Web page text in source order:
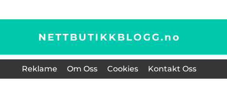
NETTBUTIKKBLOGG.no
Reklame Om Oss Cookies Kontakt Oss